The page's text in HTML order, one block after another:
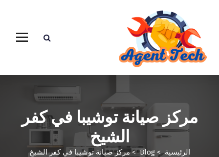
مركز صيانة توشيبا في كفر
الشيخ
الرئيسية>
Blog
>مركز صيانة توشيبا في كفر الشيخ